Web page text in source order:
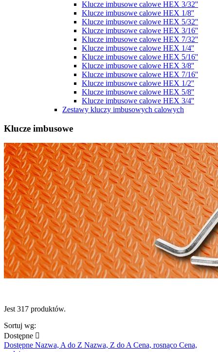
Klucze imbusowe calowe HEX 3/32''
Klucze imbusowe calowe HEX 1/8''
Klucze imbusowe calowe HEX 5/32''
Klucze imbusowe calowe HEX 3/16''
Klucze imbusowe calowe HEX 7/32''
Klucze imbusowe calowe HEX 1/4''
Klucze imbusowe calowe HEX 5/16''
Klucze imbusowe calowe HEX 3/8''
Klucze imbusowe calowe HEX 7/16''
Klucze imbusowe calowe HEX 1/2''
Klucze imbusowe calowe HEX 5/8''
Klucze imbusowe calowe HEX 3/4''
Zestawy kluczy imbusowych calowych
Klucze imbusowe
Jest 317 produktów.
Sortuj wg:
Dostępne 
Dostępne Nazwa, A do Z Nazwa, Z do ACena, rosnąco Cena,